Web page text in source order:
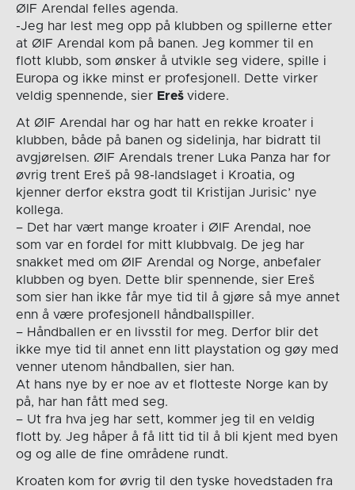
ØIF Arendal felles agenda.
-Jeg har lest meg opp på klubben og spillerne etter
at ØIF Arendal kom på banen. Jeg kommer til en
flott klubb, som ønsker å utvikle seg videre, spille i
Europa og ikke minst er profesjonell. Dette virker
veldig spennende, sier Ereš videre.
At ØIF Arendal har og har hatt en rekke kroater i
klubben, både på banen og sidelinja, har bidratt til
avgjørelsen. ØIF Arendals trener Luka Panza har for
øvrig trent Ereš på 98-landslaget i Kroatia, og
kjenner derfor ekstra godt til Kristijan Jurisic’ nye
kollega.
– Det har vært mange kroater i ØIF Arendal, noe
som var en fordel for mitt klubbvalg. De jeg har
snakket med om ØIF Arendal og Norge, anbefaler
klubben og byen. Dette blir spennende, sier Ereš
som sier han ikke får mye tid til å gjøre så mye annet
enn å være profesjonell håndballspiller.
– Håndballen er en livsstil for meg. Derfor blir det
ikke mye tid til annet enn litt playstation og gøy med
venner utenom håndballen, sier han.
At hans nye by er noe av et flotteste Norge kan by
på, har han fått med seg.
– Ut fra hva jeg har sett, kommer jeg til en veldig
flott by. Jeg håper å få litt tid til å bli kjent med byen
og og alle de fine områdene rundt.
Kroaten kom for øvrig til den tyske hovedstaden fra